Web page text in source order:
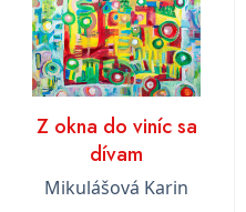
Z okna do viníc sa
dívam
Mikulášová Karin